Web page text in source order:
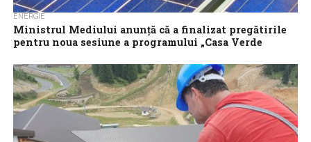
ENERGIE
Ministrul Mediului anunţă că a finalizat pregătirile
pentru noua sesiune a programului „Casa Verde
Ministrul Mediului, Apelor şi Pădurilor, Mircea Fechet, a anunţat
vineri că finalizat pregătirile pentru noua sesiune a programului
„Casa Verde Fotovoltaice” şi...